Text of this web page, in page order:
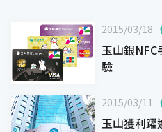
2015/03/18
玉山銀
驗
2015/03/11
玉山獲利躍